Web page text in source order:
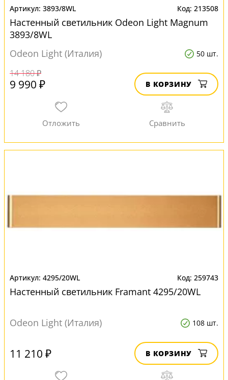
3893/8WL 213508
Настенный светильник Odeon Light Magnum
3893/8WL
Odeon Light (Италия)
50 шт.
14 180 ₽
9 990 ₽ В КОРЗИНУ
4295/20WL 259743
Настенный светильник Framant 4295/20WL
Odeon Light (Италия) 108 шт.
11 210 ₽ В КОРЗИНУ